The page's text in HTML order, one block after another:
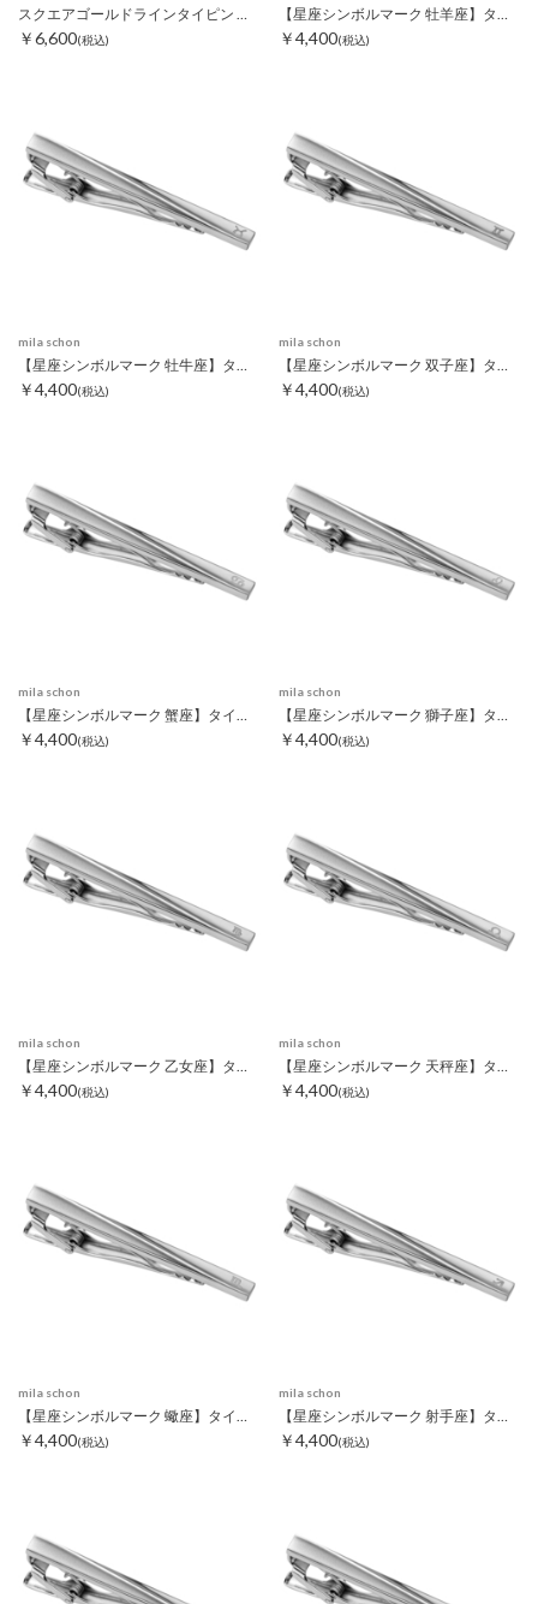
スクエアゴールドラインタイピン チェーン付き
￥6,600(税込)
【星座シンボルマーク 牡羊座】タイピン
￥4,400(税込)
mila schon
￥4,400(税込)
mila schon
￥4,400(税込)
mila schon
【星座シンボルマーク 蟹座】タイピン
￥4,400(税込)
mila schon
【星座シンボルマーク 獅子座】タイピン
￥4,400(税込)
mila schon
￥4,400(税込)
mila schon
￥4,400(税込)
mila schon
【星座シンボルマーク 蠍座】タイピン
￥4,400(税込)
mila schon
【星座シンボルマーク 射手座】タイピン
￥4,400(税込)